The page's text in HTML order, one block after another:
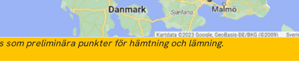
preliminära punkter för hämtning och lämning.